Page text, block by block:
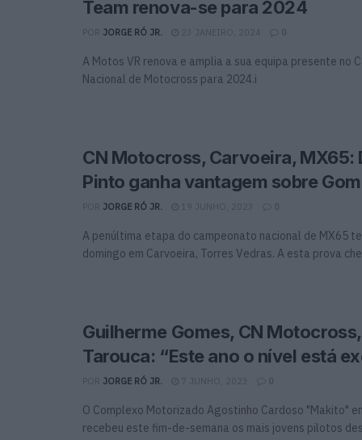
Team renova-se para 2024
JORGE RÓ JR. 23 JANEIRO, 2024 0
A Motos VR renova e amplia a sua equipa presente no
Nacional de Motocross para 2024.i
CN Motocross, Carvoeira, MX65:
Pinto ganha vantagem sobre
JORGE RÓ JR. 19 JUNHO, 2023 0
A penúltima etapa do campeonato nacional de MX65
domingo em Carvoeira, Torres Vedras. A esta prova
Guilherme Gomes, CN
Tarouca: “Este ano o nível está
JORGE RÓ JR. 7 JUNHO, 2023 0
O Complexo Motorizado Agostinho Cardoso "Makito"
recebeu este fim-de-semana os mais jovens pilotos